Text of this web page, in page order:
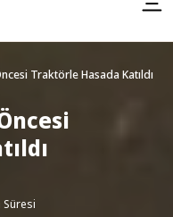
Traktörle Hasada Katıldı
Süresi